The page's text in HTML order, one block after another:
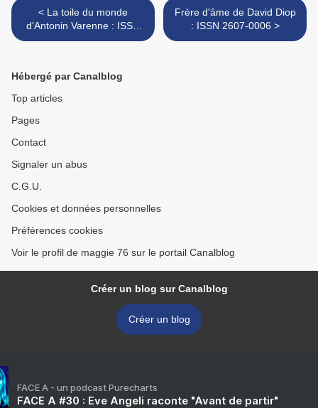
< La toile du monde
d'Antonin Varenne : ISSN
2607-0006
Frère d'âme de David Diop
: ISSN 2607-0006 >
Hébergé par Canalblog
Top articles
Pages
Contact
Signaler un abus
C.G.U.
Cookies et données personnelles
Préférences cookies
Voir le profil de maggie 76 sur le portail Canalblog
Créer un blog sur Canalblog
Créer un blog
FACE A - un podcast Purecharts
FACE A #30 : Eve Angeli raconte "Avant de partir"